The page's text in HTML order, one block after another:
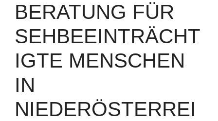
BERATUNG FÜR
SEHBEEINTRÄCHT
IGTE MENSCHEN
IN
NIEDERÖSTERREI